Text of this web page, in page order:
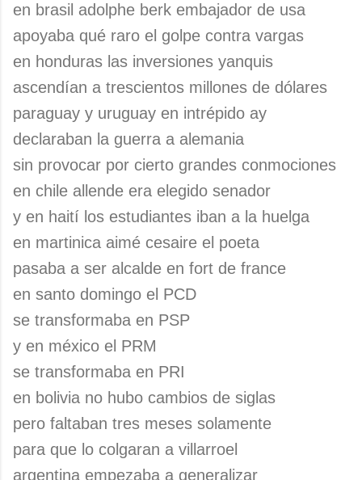
en brasil adolphe berk embajador de usa
apoyaba qué raro el golpe contra vargas
en honduras las inversiones yanquis
ascendían a trescientos millones de dólares
paraguay y uruguay en intrépido ay
declaraban la guerra a alemania
sin provocar por cierto grandes conmociones
en chile allende era elegido senador
y en haití los estudiantes iban a la huelga
en martinica aimé cesaire el poeta
pasaba a ser alcalde en fort de france
en santo domingo el PCD
se transformaba en PSP
y en méxico el PRM
se transformaba en PRI
en bolivia no hubo cambios de siglas
pero faltaban tres meses solamente
para que lo colgaran a villarroel
argentina empezaba a generalizar